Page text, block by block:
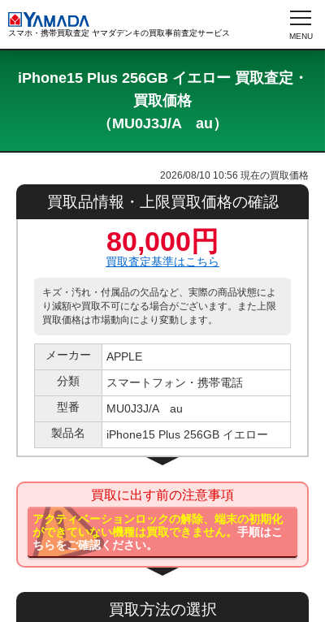
スマホ・携帯買取査定 ヤマダデンキの買取事前査定サービス
iPhone15 Plus 256GB イエロー 買取査定・
買取価格
（MU0J3J/A au）
2026/08/10 10:56 現在の買取価格
買取品情報・上限買取価格の確認
80,000円
買取査定基準はこちら
キズ・汚れ・付属品の欠品など、実際の商品状態によ
り減額や買取不可になる場合がございます。また上限
買取価格は市場動向により変動します。
メーカー
APPLE
分類
スマートフォン・携帯電話
型番
MU0J3J/A au
製品名
iPhone15 Plus 256GB イエロー
買取に出す前の注意事項
アクティベーションロックの解除、端末の初期化
ができていない機種は買取できません。手順はこ
ちらをご確認ください。
買取方法の選択